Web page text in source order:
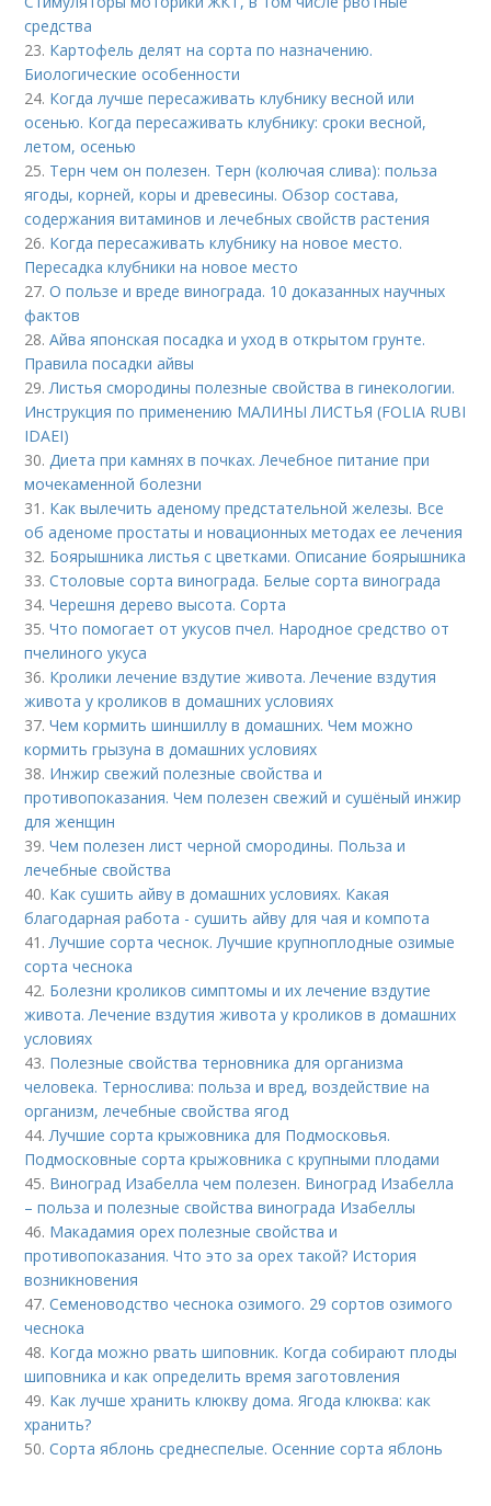
средства
23. Картофель делят на сорта по назначению.
Биологические особенности
24. Когда лучше пересаживать клубнику весной или
осенью. Когда пересаживать клубнику: сроки весной,
летом, осенью
25. Терн чем он полезен. Терн (колючая слива): польза
ягоды, корней, коры и древесины. Обзор состава,
содержания витаминов и лечебных свойств растения
26. Когда пересаживать клубнику на новое место.
Пересадка клубники на новое место
27.О пользе и вреде винограда. 10 доказанных научных
фактов
28.Айва японская посадка и уход в открытом грунте.
Правила посадки айвы
29.Листья смородины полезные свойства в гинекологии.
Инструкция по применению МАЛИНЫ ЛИСТЬЯ (FOLIA RUBI
IDAEI)
30.Диета при камнях в почках. Лечебное питание при
мочекаменной болезни
31. Как вылечить аденому предстательной железы. Все
об аденоме простаты и новационных методах ее лечения
32. Боярышника листья с цветками. Описание боярышника
33.Столовые сорта винограда. Белые сорта винограда
34.Черешня дерево высота. Сорта
35.Что помогает от укусов пчел. Народное средство от
пчелиного укуса
36. Кролики лечение вздутие живота. Лечение вздутия
живота у кроликов в домашних условиях
37.Чем кормить шиншиллу в домашних. Чем можно
кормить грызуна в домашних условиях
38. Инжир свежий полезные свойства и
противопоказания. Чем полезен свежий и сушёный инжир
для женщин
39.Чем полезен лист черной смородины. Польза и
лечебные свойства
40. Как сушить айву в домашних условиях. Какая
благодарная работа - сушить айву для чая и компота
41.Лучшие сорта чеснок. Лучшие крупноплодные озимые
сорта чеснока
42. Болезни кроликов симптомы и их лечение вздутие
живота. Лечение вздутия живота у кроликов в домашних
условиях
43. Полезные свойства терновника для организма
человека. Тернослива: польза и вред, воздействие на
организм, лечебные свойства ягод
44.Лучшие сорта крыжовника для Подмосковья.
Подмосковные сорта крыжовника с крупными плодами
45. Виноград Изабелла чем полезен. Виноград Изабелла
– польза и полезные свойства винограда Изабеллы
46. Макадамия орех полезные свойства и
противопоказания. Что это за орех такой? История
возникновения
47.Семеноводство чеснока озимого. 29 сортов озимого
чеснока
48. Когда можно рвать шиповник. Когда собирают плоды
шиповника и как определить время заготовления
49. Как лучше хранить клюкву дома. Ягода клюква: как
хранить?
50.Сорта яблонь среднеспелые. Осенние сорта яблонь